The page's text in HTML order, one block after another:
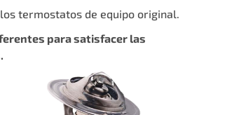
termostatos de equipo original.
para satisfacer las